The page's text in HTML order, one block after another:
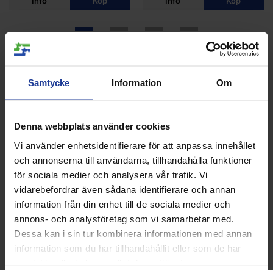
Samtycke Information Om
Denna webbplats använder cookies
Vi använder enhetsidentifierare för att anpassa innehållet
och annonserna till användarna, tillhandahålla funktioner
för sociala medier och analysera vår trafik. Vi
vidarebefordrar även sådana identifierare och annan
information från din enhet till de sociala medier och
annons- och analysföretag som vi samarbetar med.
Dessa kan i sin tur kombinera informationen med annan
information som du har tillhandahållit eller som de har
ANDRA KÖPTE ÄVEN
Asics Gel-Resolution X
18%
WILSON Tour Premier All